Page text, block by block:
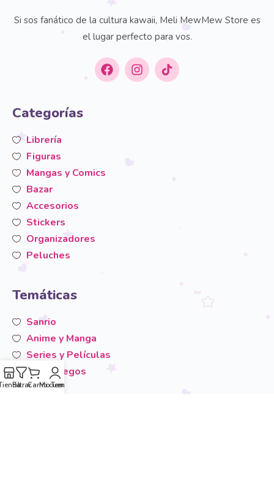
Si sos fanático de la cultura kawaii, Meli MewMew Store es
el lugar perfecto para vos.
Categorías
Librería
Figuras
Mangas y Comics
Bazar
Accesorios
Stickers
Organizadores
Peluches
Temáticas
Sanrio
Anime y Manga
Series y Películas
Videojuegos
San-X
FiltrarCarritoMi cuenta
Temáticas